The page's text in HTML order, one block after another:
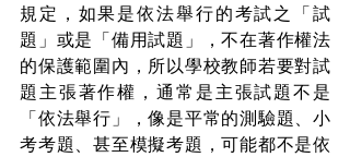
規定，如果是依法舉行的考試之「試
題」或是「備用試題」，不在著作權法
的保護範圍內，所以學校教師若要對試
題主張著作權，通常是主張試題不是
「依法舉行」，像是平常的測驗題、小
考考題、甚至模擬考題，可能都不是依